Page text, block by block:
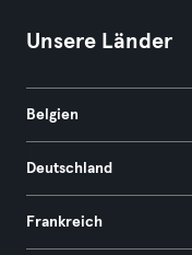
Unsere Länder
Belgien
Deutschland
Frankreich